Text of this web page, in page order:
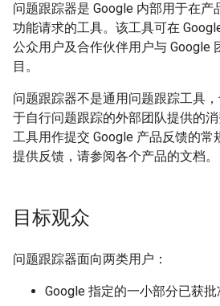
问题跟踪器是 Google 内部用于在产
功能请求的工具。该工具可在
公众用户及合作伙伴用户与 Google
目。
问题跟踪器不是通用问题跟踪工具
于自行问题跟踪的外部团队提供的
工具用作提交 Google 产品反馈的常
提供反馈，请参阅各个产品的文档。
目标观众
问题跟踪器面向两类用户：
Google 指定的一小部分已获